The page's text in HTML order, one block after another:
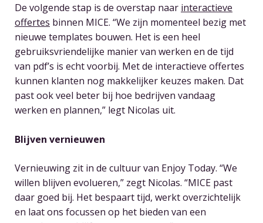
De volgende stap is de overstap naar interactieve
offertes binnen MICE. “We zijn momenteel bezig met
nieuwe templates bouwen. Het is een heel
gebruiksvriendelijke manier van werken en de tijd
van pdf’s is echt voorbij. Met de interactieve offertes
kunnen klanten nog makkelijker keuzes maken. Dat
past ook veel beter bij hoe bedrijven vandaag
werken en plannen,” legt Nicolas uit.
Blijven vernieuwen
Vernieuwing zit in de cultuur van Enjoy Today. “We
willen blijven evolueren,” zegt Nicolas. “MICE past
daar goed bij. Het bespaart tijd, werkt overzichtelijk
en laat ons focussen op het bieden van een